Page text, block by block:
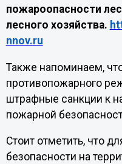
пожароопасности
лесного хозяйства.
nnov.ru
Также напоминаем,
противопожарного
штрафные санкции к
пожарной
Стоит отметить, что
безопасности на